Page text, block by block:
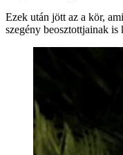
Ezek után jött az a kör,
szegény beosztottjainak